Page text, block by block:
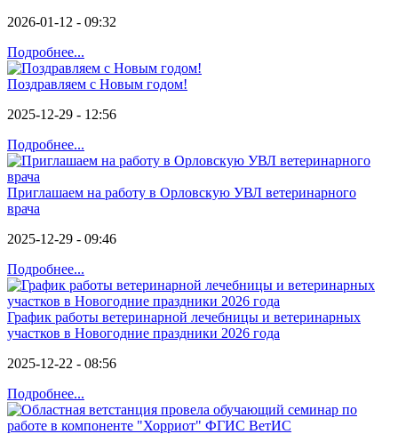
2026-01-12 - 09:32
Подробнее...
Поздравляем с Новым годом!
2025-12-29 - 12:56
Подробнее...
Приглашаем на работу в Орловскую УВЛ ветеринарного
врача
2025-12-29 - 09:46
Подробнее...
График работы ветеринарной лечебницы и ветеринарных
участков в Новогодние праздники 2026 года
2025-12-22 - 08:56
Подробнее...